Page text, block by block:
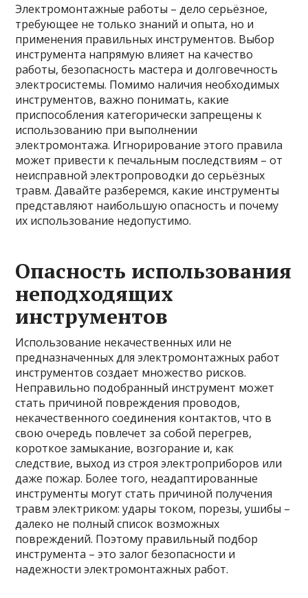
Электромонтажные работы – дело серьёзное,
требующее не только знаний и опыта, но и
применения правильных инструментов. Выбор
инструмента напрямую влияет на качество
работы, безопасность мастера и долговечность
электросистемы. Помимо наличия необходимых
инструментов, важно понимать, какие
приспособления категорически запрещены к
использованию при выполнении
электромонтажа. Игнорирование этого правила
может привести к печальным последствиям – от
неисправной электропроводки до серьёзных
травм. Давайте разберемся, какие инструменты
представляют наибольшую опасность и почему
их использование недопустимо.
Опасность использования
неподходящих
инструментов
Использование некачественных или не
предназначенных для электромонтажных работ
инструментов создает множество рисков.
Неправильно подобранный инструмент может
стать причиной повреждения проводов,
некачественного соединения контактов, что в
свою очередь повлечет за собой перегрев,
короткое замыкание, возгорание и, как
следствие, выход из строя электроприборов или
даже пожар. Более того, неадаптированные
инструменты могут стать причиной получения
травм электриком: удары током, порезы, ушибы –
далеко не полный список возможных
повреждений. Поэтому правильный подбор
инструмента – это залог безопасности и
надежности электромонтажных работ.